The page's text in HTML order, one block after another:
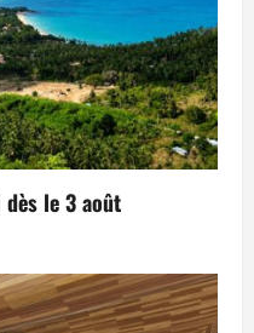
dès le 3 août